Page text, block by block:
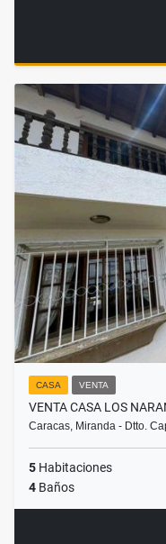
CASA VENTA
VENTA CASA LOS
Caracas, Miranda - Dtto.
5 Habitaciones
4 Baños